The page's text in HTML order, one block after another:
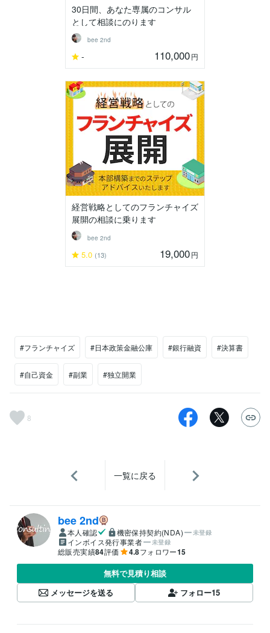
30日間、あなた専属のコンサル
として相談にのります
bee 2nd
- 110,000円
経営戦略としてのフランチャイズ
展開の相談に乗ります
bee 2nd
5.0 (13) 19,000円
#フランチャイズ #日本政策金融公庫 #銀行融資 #決算書
#自己資金 #副業 #独立開業
8
一覧に戻る
bee 2nd
本人確認 機密保持契約(NDA) 未登録
インボイス発行事業者 未登録
総販売実績84評価 4.8フォロワー15
無料で見積り相談
メッセージを送る
フォロー15